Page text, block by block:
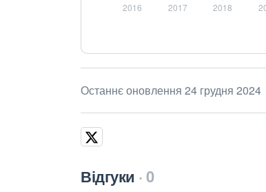
Останнє оновлення 24 грудня 2024
Відгуки 0